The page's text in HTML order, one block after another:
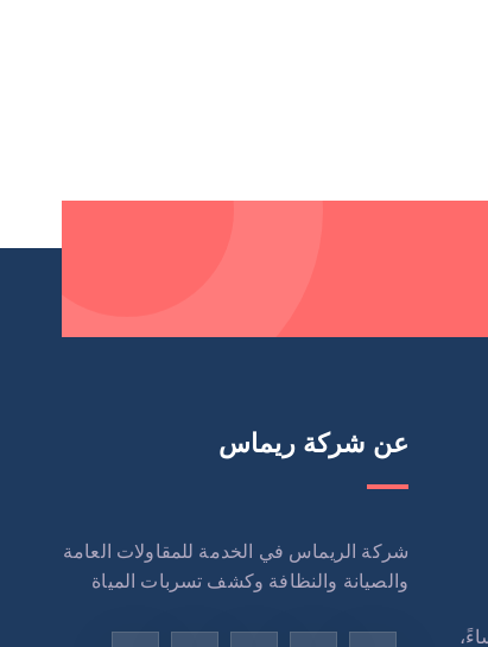
صباحًا – 5:00 مساءً،
عن شركة ريماس
شركة الريماس في الخدمة للمقاولات العامة
والصيانة والنظافة وكشف تسربات المياة